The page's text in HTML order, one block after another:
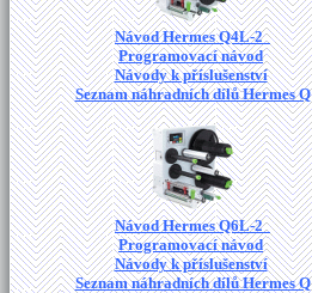
Návod Hermes Q4L-2
Programovací návod
Návody k příslušenství
Seznam náhradních dílů Hermes Q
Návod Hermes Q6L-2
Programovací návod
Návody k příslušenství
Seznam náhradních dílů Hermes Q